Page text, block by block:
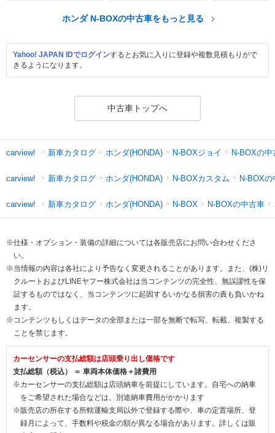
ホンダ N-BOXの中古車をもっと見る
Yahoo! JAPAN IDでログインするとお気に入りに登録や複数見積もりがで
きるようになります。
中古車トップへ
carview! 新車カタログ ホンダ(HONDA) N-BOXジョイ N-BOXの中
carview! 新車カタログ ホンダ(HONDA) N-BOXカスタム N-BOXの
carview! 新車カタログ ホンダ(HONDA) N-BOX N-BOXの中古車
※仕様・オプション・装備の詳細については各販売店にお問い合わせくださ
い。
※当情報の内容は各社により予告なく変更されることがあります。また、(株)リ
クルートおよびLINEヤフー株式会社は当コンテンツの完全性、無誤謬性を保
証するものではなく、当コンテンツに起因するいかなる損害の責も負いかね
ます。
※コンテンツもしくはデータの全部または一部を無断で転写、転載、複製する
ことを禁じます。
カーセンサーの支払総額は店頭乗り出し価格です
支払総額（税込） ＝ 車両本体価格＋諸費用
※カーセンサーの支払総額は店頭納車を前提にしています。自宅への納車
をご希望された場合などは、別途納車費用がかかります
※販売店の所在する所轄運輸支局以外で登録する際や、車の定置場所、登
録月によって、手数料や税金の額が異なる場合があります。詳しくは販